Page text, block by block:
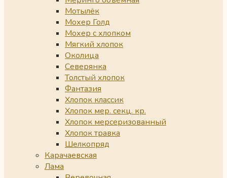
Мотылёк
Мохер Голд
Мохер с хлопком
Мягкий хлопок
Околица
Северянка
Толстый хлопок
Фантазия
Хлопок классик
Хлопок мер. секц. кр.
Хлопок мерсеризованный
Хлопок травка
Шелкопряд
Карачаевская
Лама